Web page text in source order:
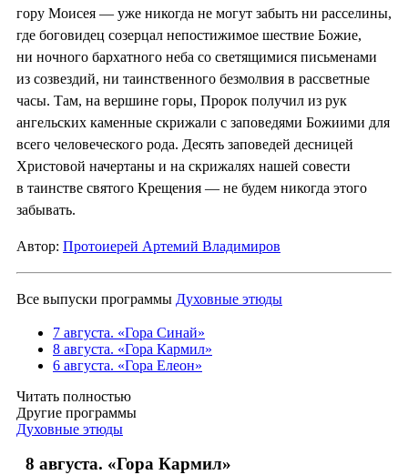
гору Моисея — уже никогда не могут забыть ни расселины,
где боговидец созерцал непостижимое шествие Божие,
ни ночного бархатного неба со светящимися письменами
из созвездий, ни таинственного безмолвия в рассветные
часы. Там, на вершине горы, Пророк получил из рук
ангельских каменные скрижали с заповедями Божиими для
всего человеческого рода. Десять заповедей десницей
Христовой начертаны и на скрижалях нашей совести
в таинстве святого Крещения — не будем никогда этого
забывать.
Автор: Протоиерей Артемий Владимиров
Все выпуски программы Духовные этюды
7 августа. «Гора Синай»
8 августа. «Гора Кармил»
6 августа. «Гора Елеон»
Читать полностью
Другие программы
Духовные этюды
8 августа. «Гора Кармил»